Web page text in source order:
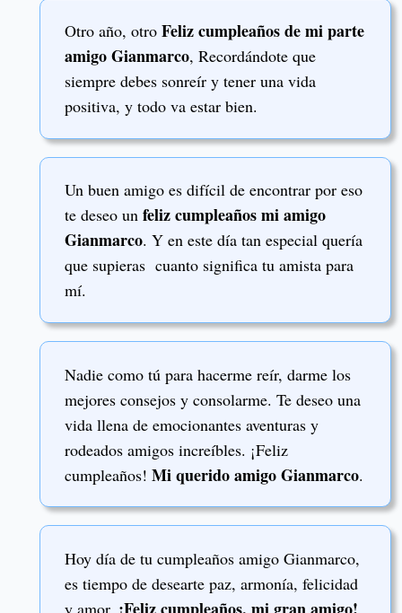
Otro año, otro Feliz cumpleaños de mi parte
amigo Gianmarco, Recordándote que
siempre debes sonreír y tener una vida
positiva, y todo va estar bien.
Un buen amigo es difícil de encontrar por eso
te deseo un feliz cumpleaños mi amigo
Gianmarco. Y en este día tan especial quería
que supieras cuanto significa tu amista para
mí.
Nadie como tú para hacerme reír, darme los
mejores consejos y consolarme. Te deseo una
vida llena de emocionantes aventuras y
rodeados amigos increíbles. ¡Feliz
cumpleaños! Mi querido amigo Gianmarco.
Hoy día de tu cumpleaños amigo Gianmarco,
es tiempo de desearte paz, armonía, felicidad
y amor.